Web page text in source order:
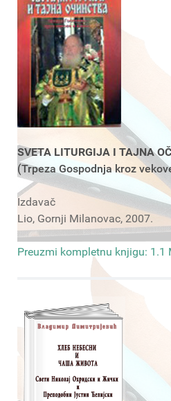
SVETA LITURGIJA I TAJNA
(Trpeza Gospodnja kroz
Izdavač
Lio, Gornji Milanovac, 2007.
Preuzmi kompletnu knjigu: